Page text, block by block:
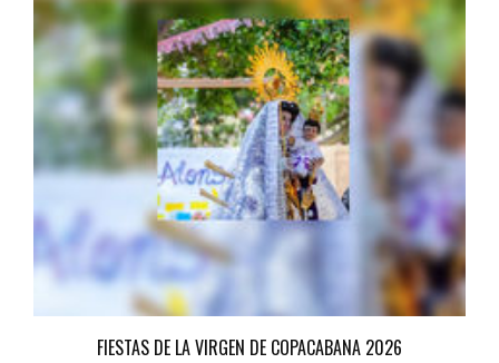
FIESTAS DE LA VIRGEN DE COPACABANA 2026